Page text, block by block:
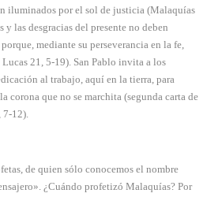
iluminados por el sol de justicia (Malaquías
las desgracias del presente no deben
mediante su perseverancia en la fe,
21, 5-19). San Pablo invita a los
al trabajo, aquí en la tierra, para
corona que no se marchita (segunda carta de
7-12).
de quien sólo conocemos el nombre
¿Cuándo profetizó Malaquías? Por